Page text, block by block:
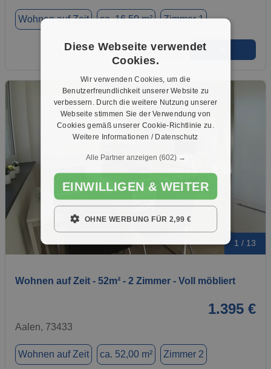
Wohnen auf Zeit ca. 16,50 m² Zimmer 1
★ ➦
1 / 13
Wohnen auf Zeit - 52m² - 2 Zimmer - Voll möbliert
1.395 €
Aalen, 73433
Wohnen auf Zeit ca. 52,00 m² Zimmer 2
Diese Webseite verwendet
Cookies.
Wir verwenden Cookies, um die
Benutzerfreundlichkeit unserer Website zu
verbessern. Durch die weitere Nutzung unserer
Webseite stimmen Sie der Verwendung von
Cookies gemäß unserer Cookie-Richtlinie zu.
Weitere Informationen / Datenschutz
Alle Partner anzeigen (602) →
EINWILLIGEN & WEITER
OHNE WERBUNG FÜR 2,99 €